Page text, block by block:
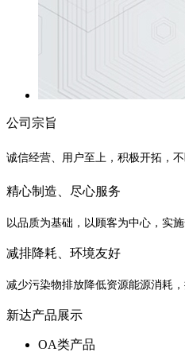
公司宗旨
诚信经营、用户至上，积极开拓，
精心制造、尽心服务
以品质为基础，以顾客为中心，实
减排降耗、环境友好
减少污染物排放降低资源能源消耗
新达产品展示
OA类产品